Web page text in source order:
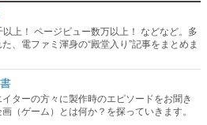
上！ ページビュー数万以上！ などなど。多
、電ファミ渾身の“殿堂入り”記事をまとめま
ターの方々に製作時のエピソードをお聞き
（ゲーム）とは何か？を探っていきます。